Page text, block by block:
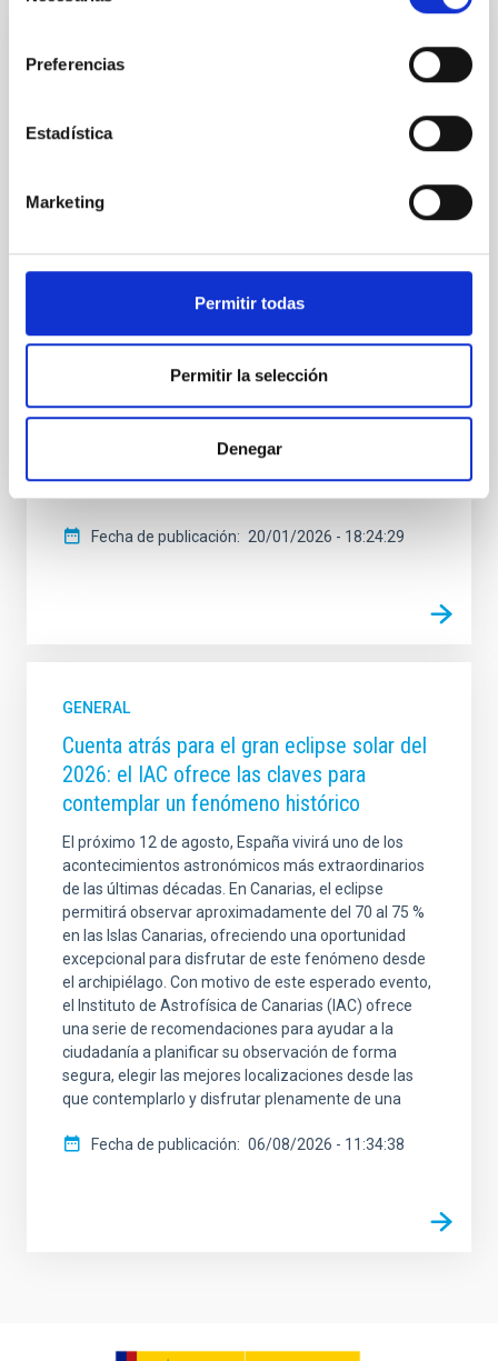
Preferencias
Estadística
Marketing
Permitir todas
Permitir la selección
Denegar
con ALMA sin precedentes que desvela la
etapa de la "adolescencia" en nuevos
Un equipo internacional de astr ónomos, con
del Instituto de Astrofísica de Canarias (IAC), ha
planetarios en una é poca que estuvo rodeada de
denominado ALMA survey to Resolve exoKuiper belt
Substructures (ARKS), se basa en una serie de 10
Astronomy and Astrophysics y ha sido realizado con
el Atacama Large Millimeter/submillimeter Array
Fecha de publicación 20/01/2026 - 18:24:29
GENERAL
Cuenta atrás para el gran eclipse solar del
2026: el IAC ofrece las claves para
contemplar un fenómeno histórico
El próximo 12 de agosto, España vivirá uno de los
acontecimientos astronómicos más extraordinarios
de las últimas décadas. En Canarias, el eclipse
permitirá observar aproximadamente del 70 al 75 %
en las Islas Canarias, ofreciendo una oportunidad
excepcional para disfrutar de este fenómeno desde
el archipiélago. Con motivo de este esperado evento,
el Instituto de Astrofísica de Canarias (IAC) ofrece
una serie de recomendaciones para ayudar a la
ciudadanía a planificar su observación de forma
segura, elegir las mejores localizaciones desde las
que contemplarlo y disfrutar plenamente de una
Fecha de publicación 06/08/2026 - 11:34:38